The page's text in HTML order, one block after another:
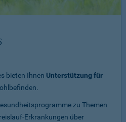
bieten Ihnen Unterstützung für
zu Themen
Erkrankungen über